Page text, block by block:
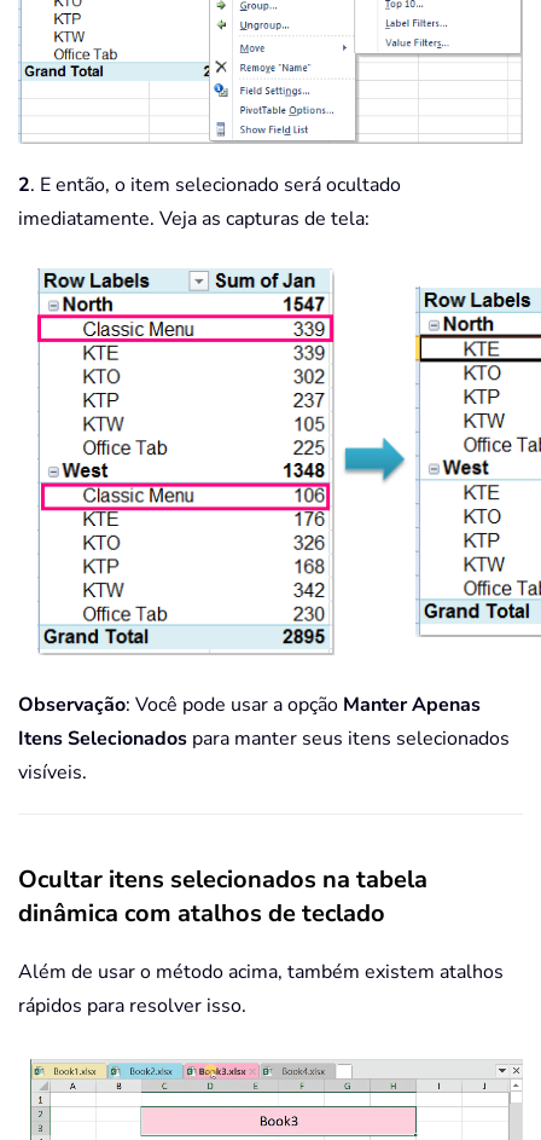
2. E então, o item selecionado será ocultado
imediatamente. Veja as capturas de tela:
Observação: Você pode usar a opção Manter Apenas
Itens Selecionados para manter seus itens selecionados
visíveis.
Ocultar itens selecionados na tabela
dinâmica com atalhos de teclado
Além de usar o método acima, também existem atalhos
rápidos para resolver isso.